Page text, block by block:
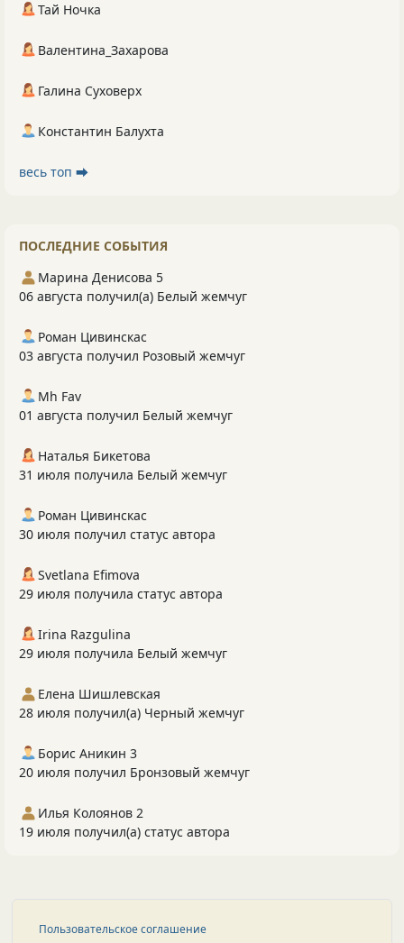
Тай Ночка
Валентина_Захарова
Галина Суховерх
Константин Балухта
весь топ ⮕
ПОСЛЕДНИЕ СОБЫТИЯ
Марина Денисова 5
06 августа получил(а) Белый жемчуг
Роман Цивинскас
03 августа получил Розовый жемчуг
Mh Fav
01 августа получил Белый жемчуг
Наталья Бикетова
31 июля получила Белый жемчуг
Роман Цивинскас
30 июля получил статус автора
Svetlana Efimova
29 июля получила статус автора
Irina Razgulina
29 июля получила Белый жемчуг
Елена Шишлевская
28 июля получил(а) Черный жемчуг
Борис Аникин 3
20 июля получил Бронзовый жемчуг
Илья Колоянов 2
19 июля получил(а) статус автора
Пользовательское соглашение